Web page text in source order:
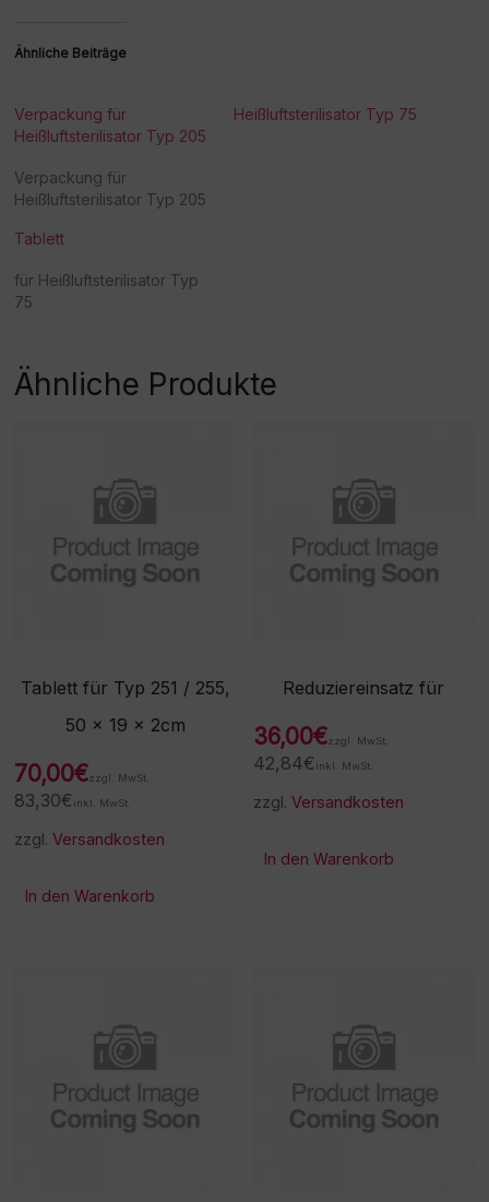
Ähnliche Beiträge
Verpackung für
Heißluftsterilisator Typ 205
Verpackung für
Heißluftsterilisator Typ 205
Heißluftsterilisator Typ 75
Tablett
für Heißluftsterilisator Typ
75
Ähnliche Produkte
Tablett für Typ 251 / 255,
50 x 19 x 2cm
70,00€zzgl. MwSt.
83,30€ inkl. MwSt.
zzgl.Versandkosten
In den Warenkorb
Reduziereinsatz für
36,00€zzgl. MwSt.
42,84€ inkl. MwSt.
zzgl.Versandkosten
In den Warenkorb